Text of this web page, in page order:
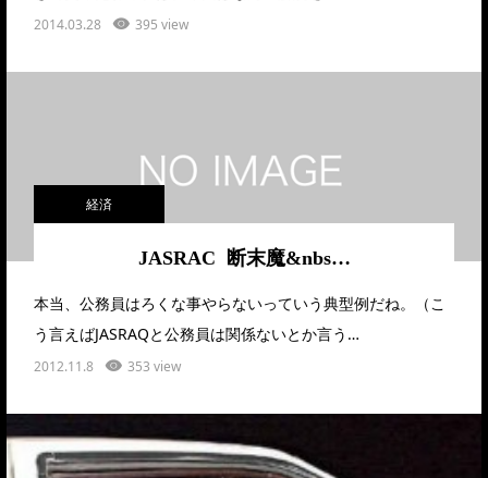
2014.03.28 395 view
経済
JASRAC 断末魔&nbs…
本当、公務員はろくな事やらないっていう典型例だね。（こ
う言えばJASRAQと公務員は関係ないとか言う…
2012.11.8 353 view